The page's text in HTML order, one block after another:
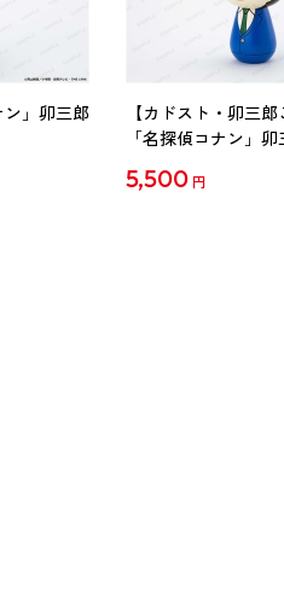
」卯三郎
【カドスト・卯三郎
「名探偵コナン」
5,500 円